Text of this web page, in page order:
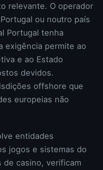
relevante. O operador
ou noutro país
Portugal tenha
exigência permite ao
e ao Estado
devidos.
offshore que
europeias não
entidades
jogos e sistemas do
de casino, verificam